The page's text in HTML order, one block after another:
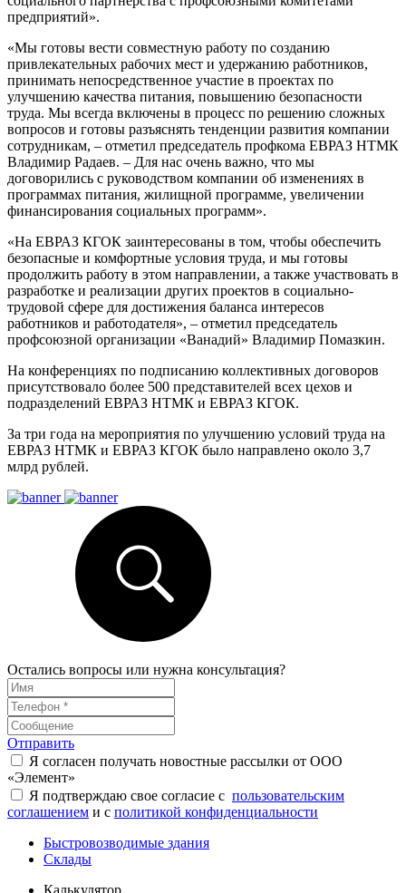
предприятий».
«Мы готовы вести совместную работу по созданию
привлекательных рабочих мест и удержанию работников,
принимать непосредственное участие в проектах по
улучшению качества питания, повышению безопасности
труда. Мы всегда включены в процесс по решению сложных
вопросов и готовы разъяснять тенденции развития компании
сотрудникам, – отметил председатель профкома ЕВРАЗ НТМК
Владимир Радаев. – Для нас очень важно, что мы
договорились с руководством компании об изменениях в
программах питания, жилищной программе, увеличении
финансирования социальных программ».
«На ЕВРАЗ КГОК заинтересованы в том, чтобы обеспечить
безопасные и комфортные условия труда, и мы готовы
продолжить работу в этом направлении, а также участвовать в
разработке и реализации других проектов в социально-
трудовой сфере для достижения баланса интересов
работников и работодателя», – отметил председатель
профсоюзной организации «Ванадий» Владимир Помазкин.
На конференциях по подписанию коллективных договоров
присутствовало более 500 представителей всех цехов и
подразделений ЕВРАЗ НТМК и ЕВРАЗ КГОК.
За три года на мероприятия по улучшению условий труда на
ЕВРАЗ НТМК и ЕВРАЗ КГОК было направлено около 3,7
млрд рублей.
Остались вопросы или нужна консультация?
Отправить
Я согласен получать новостные рассылки от ООО
«Элемент»
Я подтверждаю свое согласие с пользовательским
соглашением и с политикой конфиденциальности
Быстровозводимые здания
Склады
Калькулятор